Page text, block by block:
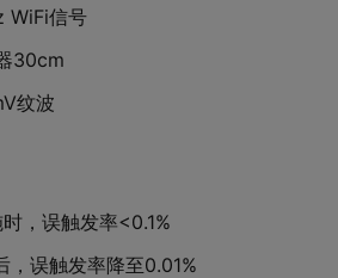
WiFi信号
30cm
纹波
，误触发率<0.1%
，误触发率降至0.01%